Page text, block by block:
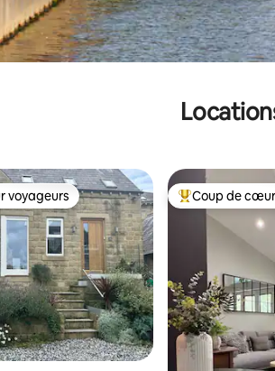
les plus appréciés
voyageurs Coups de cœur
Coup de